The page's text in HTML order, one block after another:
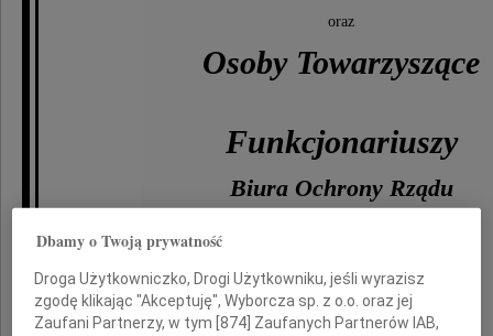
oraz
Osoby Towarzyszące
Funkcjonariuszy
Biura Ochrony Rządu
Członków Załogi
samolotu specjalnego TU-154 M
Dbamy o Twoją prywatność
Droga Użytkowniczko, Drogi Użytkowniku, jeśli wyrazisz
zgodę klikając "Akceptuję", Wyborcza sp. z o.o. oraz jej
Zaufani Partnerzy, w tym [874 ] Zaufanych Partnerów IAB,